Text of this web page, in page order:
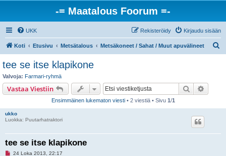
-= Maatalous Foorum =-
UKK Kirjaudu sisään
Rekisteröidy
Koti Etusivu Metsätalous Metsäkoneet / Sahat / Muut apuvälineet
tee se itse klapikone
Valvoja: Farmari-ryhmä
Vastaa Viestiin Etsi
Ensimmäinen lukematon viesti• 2 viestiä • Sivu 1/1
ukko
Luokka: Puutarhatraktori
tee se itse klapikone
L24 Loka 2013, 22:17